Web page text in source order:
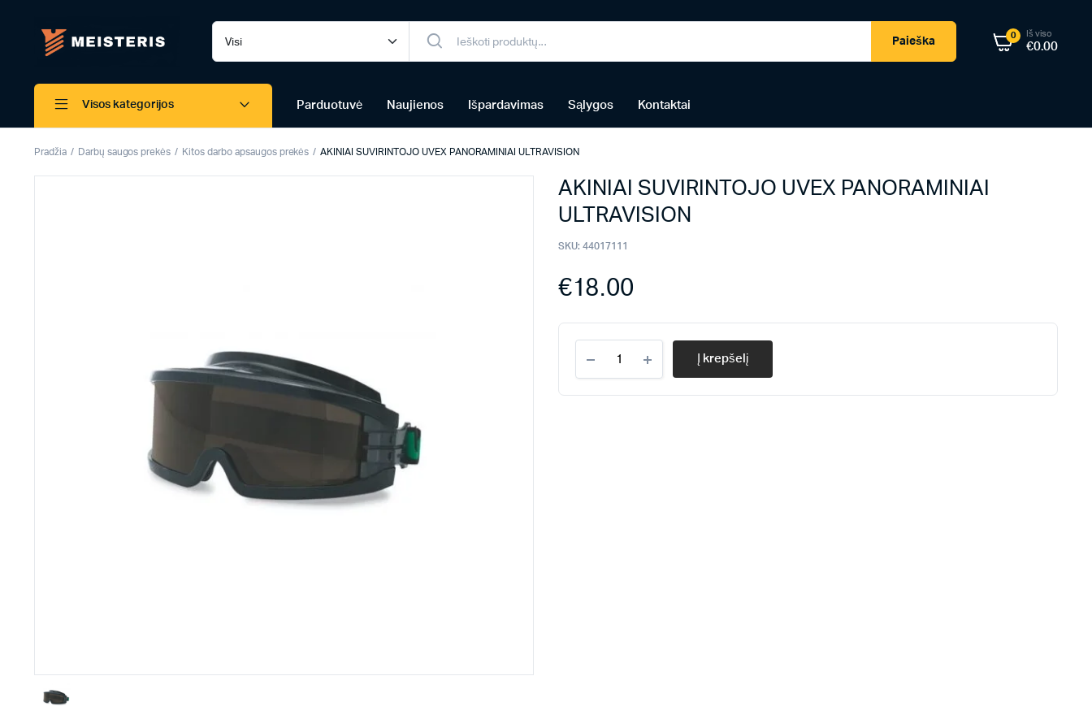
Paieška 0 Iš viso
€0.00
Visos kategorijos Parduotuvė Naujienos Išpardavimas Sąlygos Kontaktai
Pradžia Darbų saugos prekės Kitos darbo apsaugos prekės AKINIAI SUVIRINTOJO UVEX PANORAMINIAI ULTRAVISION
AKINIAI SUVIRINTOJO UVEX PANORAMINIAI
ULTRAVISION
SKU: 44017111
€18.00
SUVIRINTOJO
UVEX
PANORAMINIAI
Į krepšelį